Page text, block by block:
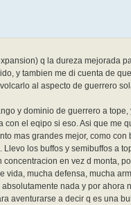
q la dureza mejorada
y tambien me di cuenta de
al aspecto de guerrero
y dominio de guerrero a
el eqipo si eso. Asi que me
mas grandes mejor, como
los buffos y semibuffos a
en vez d monta,
mucha defensa, mucha
nada y por ahora
aventurarse a decir q es una